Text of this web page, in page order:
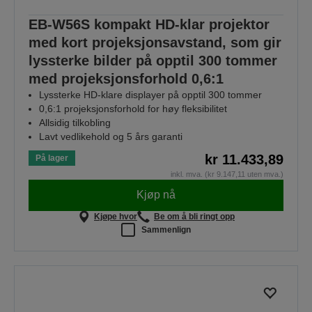
EB-W56S kompakt HD-klar projektor
med kort projeksjonsavstand, som gir
lyssterke bilder på opptil 300 tommer
med projeksjonsforhold 0,6:1
Lyssterke HD-klare displayer på opptil 300 tommer
0,6:1 projeksjonsforhold for høy fleksibilitet
Allsidig tilkobling
Lavt vedlikehold og 5 års garanti
På lager kr 11.433,89
inkl. mva. (kr 9.147,11 uten mva.)
Kjøp nå
Kjøpe hvor
Be om å bli ringt opp
Sammenlign